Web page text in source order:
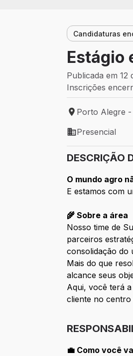
Candidaturas
Estágio
Publicada em 12
Inscrições
Local de
Porto Alegre -
Modelo de
Presencial
DESCRIÇÃO
O mundo agro
E estamos com
🌾 Sobre a área
Nosso time de
parceiros
consolidação do
Mais do que
alcance seus
Aqui, você terá
cliente no centro
💼 Como você